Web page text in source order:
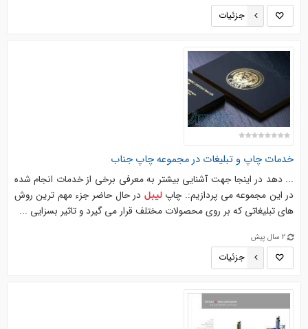
جزئیات
خدمات چاپ و تبلیغات در مجموعه چاپ جناب
... دهد در اینجا جهت آشنایی بیشتر به معرفی برخی از خدمات انجام شده
در این مجموعه می پردازیم:. چاپلیبل در حال حاضر جزء مهم ترین روش
های تبلیغاتی که بر روی محصولات مختلف قرار می گیرد و تاثیر بسزایی ...
2 سال پیش
جزئیات